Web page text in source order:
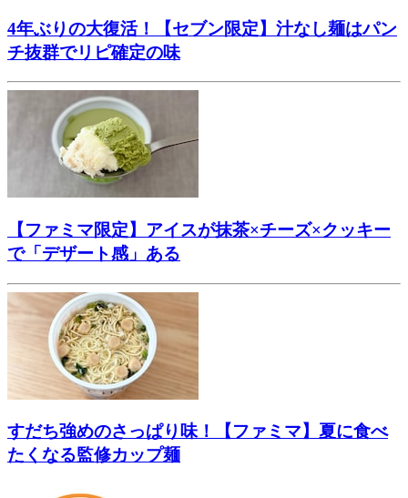
4年ぶりの大復活！【セブン限定】汁なし麺はパン
チ抜群でリピ確定の味
【ファミマ限定】アイスが抹茶×チーズ×クッキー
で「デザート感」ある
すだち強めのさっぱり味！【ファミマ】夏に食べ
たくなる監修カップ麺